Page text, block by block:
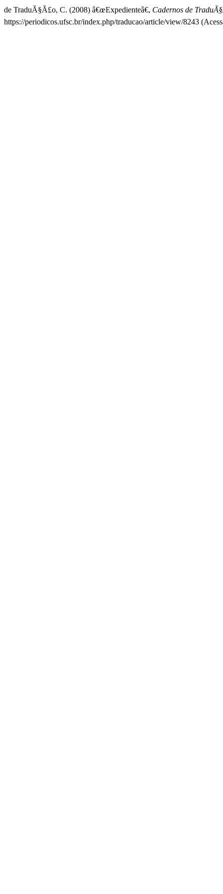
de TraduÃ§Ã£o, C. (2008) â€œExpedienteâ€, Cadernos de
https://periodicos.ufsc.br/index.php/traducao/article/view/8243